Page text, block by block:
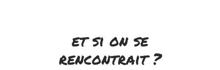
et si on se
rencontrait ?